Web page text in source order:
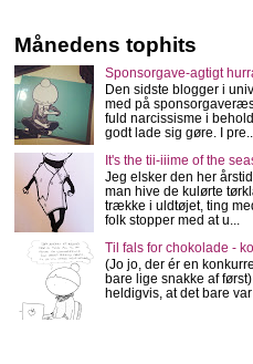
Månedens tophits
Sponsorgave-agtigt
Den sidste blogger i
med på
fuld narcissisme i
godt lade sig gøre. I pre...
It's the tii-iiime of the
Jeg elsker den her
man hive de kulørte
trække i uldtøjet, ting
folk stopper med at u...
Til fals for chokolade -
(Jo jo, der ér en
bare lige snakke af
heldigvis, at det bare var